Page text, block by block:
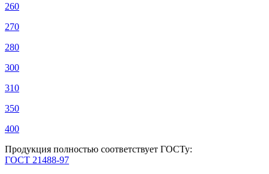
260
270
280
300
310
350
400
Продукция полностью соответствует ГОСТу:
ГОСТ 21488-97